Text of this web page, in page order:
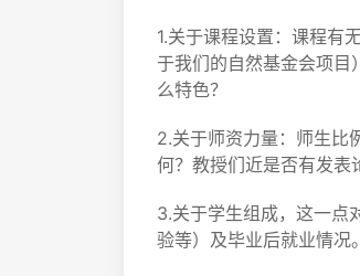
1.关于课程设置：课程有
于我们的自然基金会项
么特色？
2.关于师资力量：师生比
何？教授们近是否有发表
3.关于学生组成，这一点
验等）及毕业后就业情况。